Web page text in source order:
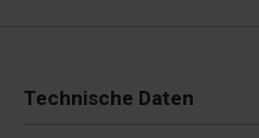
Technische Daten